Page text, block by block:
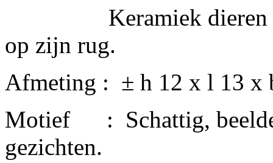
Keramiek dieren met
op zijn rug.
Afmeting : ± h 12 x l 13 x
Motief : Schattig,
gezichten.